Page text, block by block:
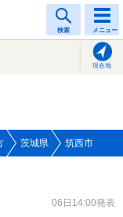
検索 メニュー
現在地
茨城県 筑西市
06日14:00発表